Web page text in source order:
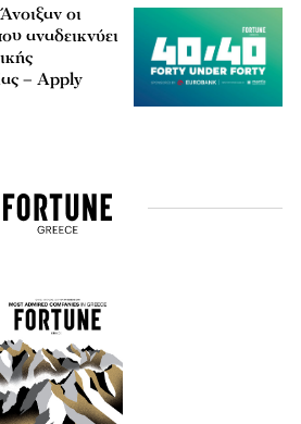
οι
αναδεικνύει
– Apply